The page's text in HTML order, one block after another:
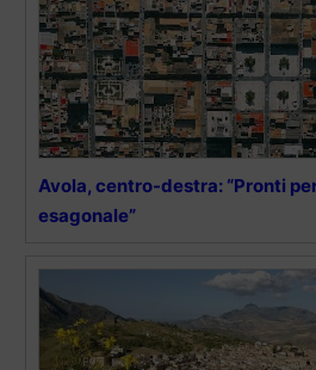
Avola, centro-destra: “Pronti
esagonale”